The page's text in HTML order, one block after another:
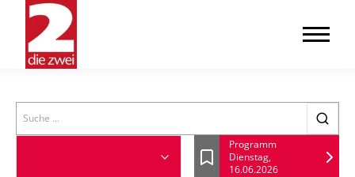
Search
Lesezeichen
Programm
Dienstag,
16.06.2026